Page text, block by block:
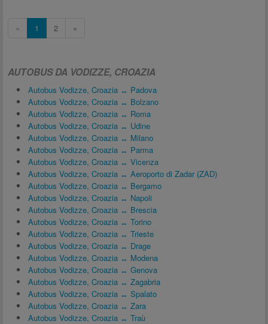
« 1 2 »
AUTOBUS DA VODIZZE, CROAZIA
Autobus Vodizze, Croazia ↔ Padova
Autobus Vodizze, Croazia ↔ Bolzano
Autobus Vodizze, Croazia ↔ Roma
Autobus Vodizze, Croazia ↔ Udine
Autobus Vodizze, Croazia ↔ Milano
Autobus Vodizze, Croazia ↔ Parma
Autobus Vodizze, Croazia ↔ Vicenza
Autobus Vodizze, Croazia ↔ Aeroporto di Zadar (ZAD)
Autobus Vodizze, Croazia ↔ Bergamo
Autobus Vodizze, Croazia ↔ Napoli
Autobus Vodizze, Croazia ↔ Brescia
Autobus Vodizze, Croazia ↔ Torino
Autobus Vodizze, Croazia ↔ Trieste
Autobus Vodizze, Croazia ↔ Drage
Autobus Vodizze, Croazia ↔ Modena
Autobus Vodizze, Croazia ↔ Genova
Autobus Vodizze, Croazia ↔ Zagabria
Autobus Vodizze, Croazia ↔ Spalato
Autobus Vodizze, Croazia ↔ Zara
Autobus Vodizze, Croazia ↔ Traù